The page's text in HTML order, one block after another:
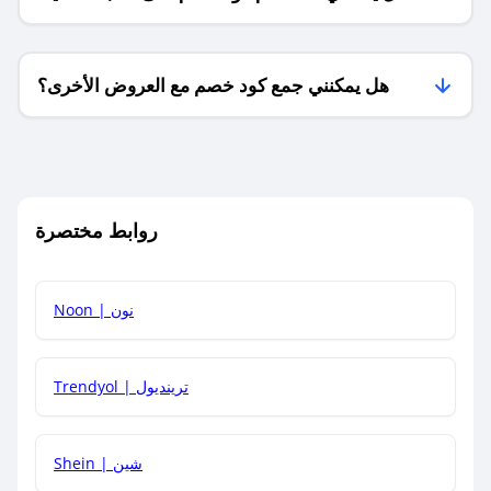
فقط؟
هل يمكنني جمع كود خصم مع العروض الأخرى؟
كم مدة صلاحية كود الخصم؟
روابط مختصرة
Noon | نون
Trendyol | ترينديول
Shein | شين